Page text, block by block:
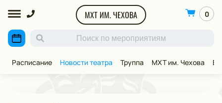
МХТ ИМ. ЧЕХОВА 0
Расписание Новости театра Труппа МХТ им. Чехова